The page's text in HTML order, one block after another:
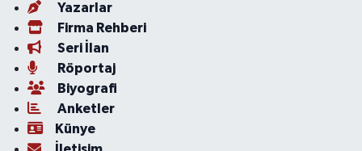
Yazarlar
Firma Rehberi
Seri İlan
Röportaj
Biyografi
Anketler
Künye